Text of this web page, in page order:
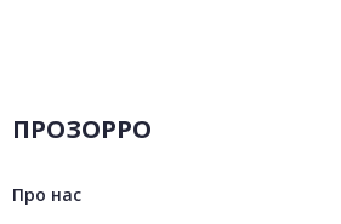
ПРОЗОРРО
Про нас